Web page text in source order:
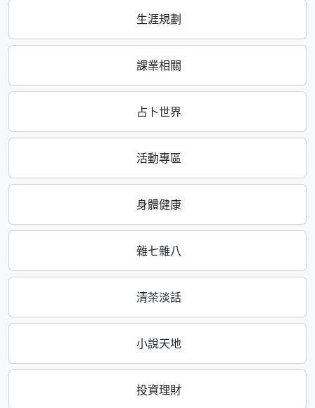
生涯規劃
課業相關
占卜世界
活動專區
身體健康
雜七雜八
清茶淡話
小說天地
投資理財